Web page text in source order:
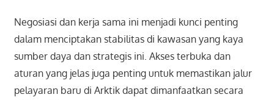
Negosiasi dan kerja sama ini menjadi kunci penting
dalam menciptakan stabilitas di kawasan yang kaya
sumber daya dan strategis ini. Akses terbuka dan
aturan yang jelas juga penting untuk memastikan jalur
pelayaran baru di Arktik dapat dimanfaatkan secara